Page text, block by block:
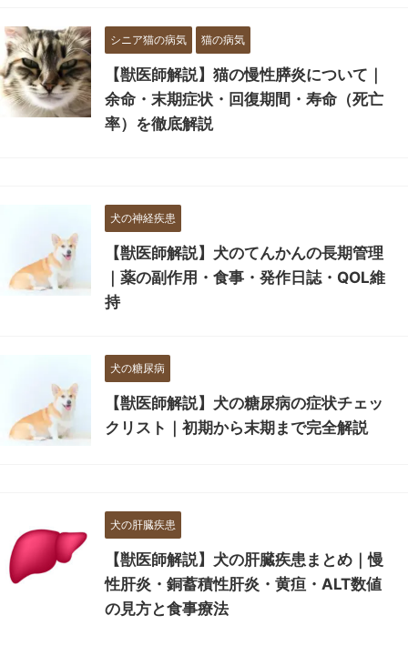
シニア猫の病気 猫の病気
【獣医師解説】猫の慢性膵炎について｜
余命・末期症状・回復期間・寿命（死亡
率）を徹底解説
犬の神経疾患
【獣医師解説】犬のてんかんの長期管理
｜薬の副作用・食事・発作日誌・QOL維
持
犬の糖尿病
【獣医師解説】犬の糖尿病の症状チェッ
クリスト｜初期から末期まで完全解説
犬の肝臓疾患
【獣医師解説】犬の肝臓疾患まとめ｜慢
性肝炎・銅蓄積性肝炎・黄疸・ALT数値
の見方と食事療法